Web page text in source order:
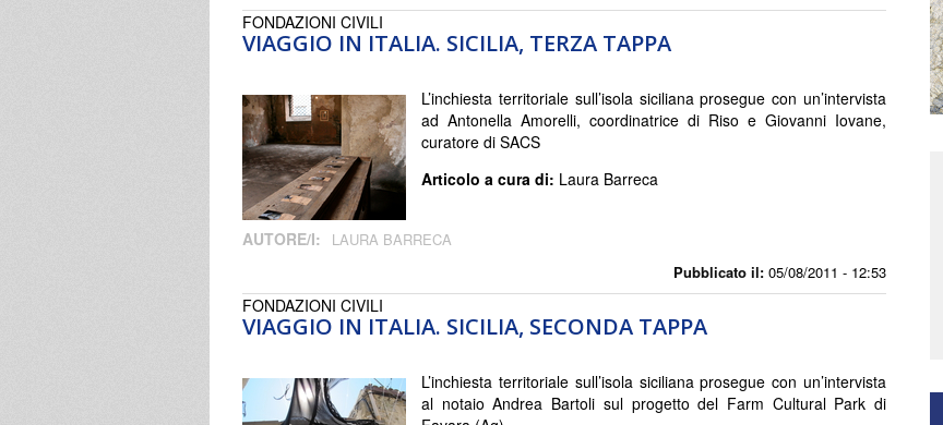
VIAGGIO IN ITALIA. SICILIA, TERZA TAPPA
Pubblicato il: 05/08/2011 - 12:53
FONDAZIONI CIVILI
L’inchiesta territoriale sull’isola siciliana prosegue con un’intervista
ad Antonella Amorelli, coordinatrice di Riso e Giovanni Iovane,
curatore di SACS
Articolo a cura di: Laura Barreca
AUTORE/I: LAURA BARRECA
VIAGGIO IN ITALIA. SICILIA, SECONDA TAPPA
FONDAZIONI CIVILI
L’inchiesta territoriale sull’isola siciliana prosegue con un’intervista
al notaio Andrea Bartoli sul progetto del Farm Cultural Park di